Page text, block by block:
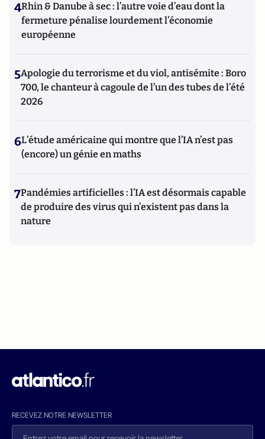
4Rhin & Danube à sec : l’autre voie d’eau dont la
fermeture pénalise lourdement l’économie
européenne
5Apologie du terrorisme et du viol, antisémite : Boro
700, le chanteur à cagoule de l’un des tubes de l’été
2026
6L’étude américaine qui montre que l’IA n’est pas
(encore) un génie en maths
7Pandémies artificielles : l’IA est désormais capable
de produire des virus qui n’existent pas dans la
nature
RECEVEZ NOTRE NEWSLETTER